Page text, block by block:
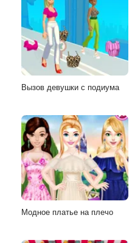
Вызов девушки с подиума
Модное платье на плечо